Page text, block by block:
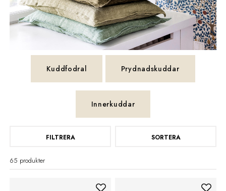
Kuddfodral Prydnadskuddar
Innerkuddar
FILTRERA SORTERA
65 produkter